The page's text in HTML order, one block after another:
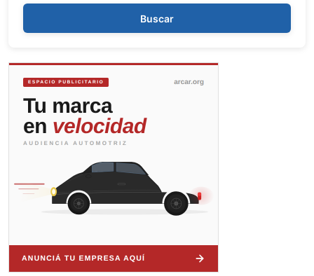
Buscar